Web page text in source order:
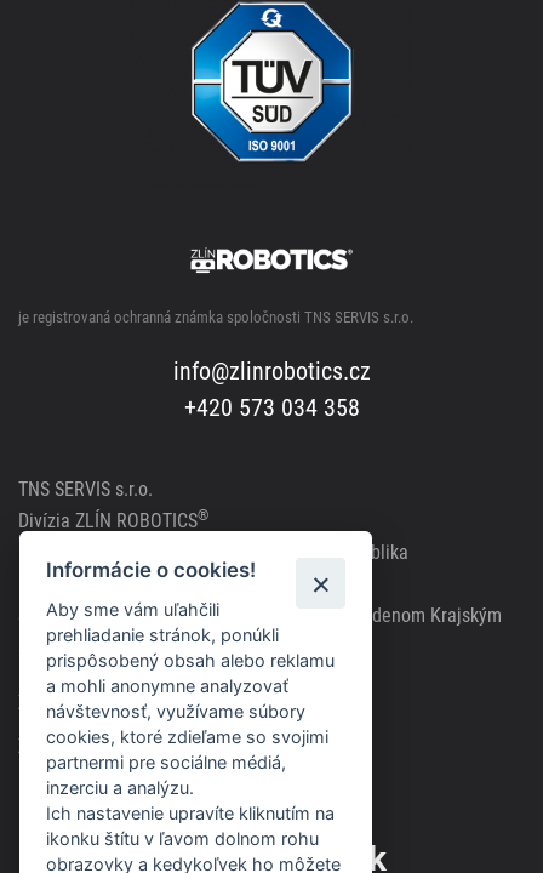
je registrovaná ochranná známka spoločnosti TNS SERVIS s.r.o.
info@zlinrobotics.cz
+420 573 034 358
TNS SERVIS s.r.o.
Divízia ZLÍN ROBOTICS®
K Teplinám 619, 76315 Slušovice, Česká republika
IČO: 291 81241, DIČ: CZ291 81241
Spoločnosť zapísaná v obchodnom registri vedenom Krajským
súdom v Brne, spisová značka C63717
Zásady použitia cookies
Zásady ochrany osobných údajov
Odber noviniek
Informácie o cookies!
Aby sme vám uľahčili
prehliadanie stránok, ponúkli
prispôsobený obsah alebo reklamu
a mohli anonymne analyzovať
návštevnosť, využívame súbory
cookies, ktoré zdieľame so svojimi
partnermi pre sociálne médiá,
inzerciu a analýzu.
Ich nastavenie upravíte kliknutím na
ikonku štítu v ľavom dolnom rohu
obrazovky a kedykoľvek ho môžete